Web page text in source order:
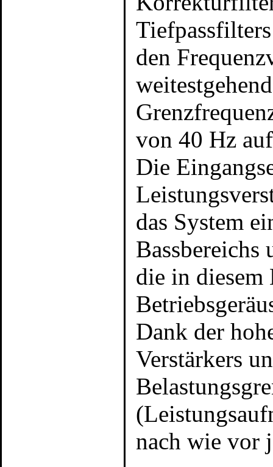
den
von 40 Hz
Die
das System
die in diesem
Dank der
Verstärkers
nach wie vor